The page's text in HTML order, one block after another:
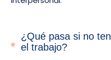
¿Qué pasa si no
el trabajo?